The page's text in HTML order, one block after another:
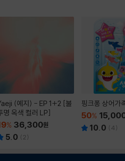
(예지) - EP 1+2 [불
명 옥색 컬러 LP]
% 36,300원
5.0 ( 2)
핑크퐁 상어가
50%
10.0 (4)